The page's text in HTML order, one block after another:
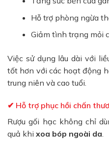
Hỗ trợ phòng ngừa
Giảm tình trạng mỏi
Việc sử dụng lâu dài với
tốt hơn với các hoạt động
trung niên và cao tuổi.
✔ Hỗ trợ phục hồi chấn
Rượu gối hạc không chỉ
quả khi xoa bóp ngoài da.